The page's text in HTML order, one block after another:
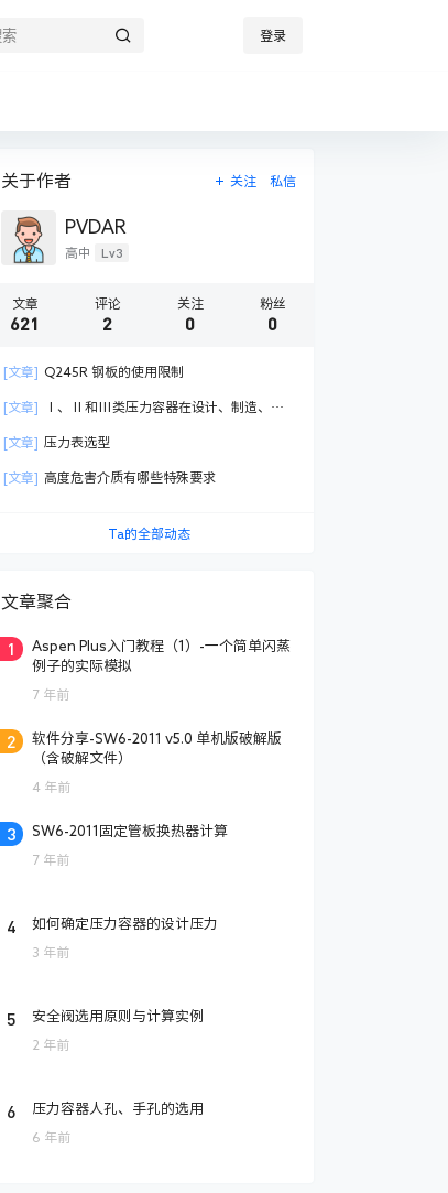
登录
关于作者 关注 私信
PVDAR
高中 Lv3
文章
621
评论
2
关注
0
粉丝
0
[文章] Q245R 钢板的使用限制
[文章]
Ⅰ、Ⅱ和Ⅲ类压力容器在设计、制造、检
[文章] 压力表选型
[文章] 高度危害介质有哪些特殊要求
Ta的全部动态
文章聚合
1
Aspen Plus入门教程（1）-一个简单闪蒸
例子的实际模拟
7 年前
2
软件分享-SW6-2011 v5.0 单机版破解版
（含破解文件）
4 年前
3 SW6-2011固定管板换热器计算
7 年前
4 如何确定压力容器的设计压力
3 年前
5 安全阀选用原则与计算实例
2 年前
6 压力容器人孔、手孔的选用
6 年前